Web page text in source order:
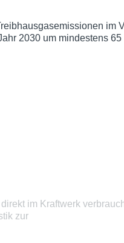
im
2030 um mindestens 65
im Kraftwerk
zur